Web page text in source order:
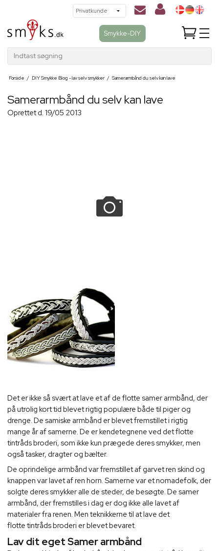
Smykke-DIY
Indtast søgning
Forside / DIY Smykke Blog - lav selv smykker / Samerarmbånd du selv kan lave
Samerarmbånd du selv kan lave
Oprettet d. 19/05 2013
Det er ikke så svært at lave et af de flotte samer armbånd, der
på utrolig kort tid blevet rigtig populære både til piger og
drenge. De samiske armbånd er blevet fremstillet i rigtig
mange år af samerne. De er kendetegnene ved det flotte
tintråds broderi, som ikke kun prægede deres smykker, men
også tasker, dragter og bælter.
De oprindelige armbånd var fremstillet af garvet ren skind og
knappen var lavet af ren horn. Samerne var et nomadefolk, der
solgte deres smykker alle de steder, de besøgte. De samer
armbånd, der fremstilles i dag er dog ikke alle lavet af
materialer fra renen. Men teknikkerne til at lave det
flotte tintråds broderi er blevet bevaret.
Lav dit eget Samer armbånd